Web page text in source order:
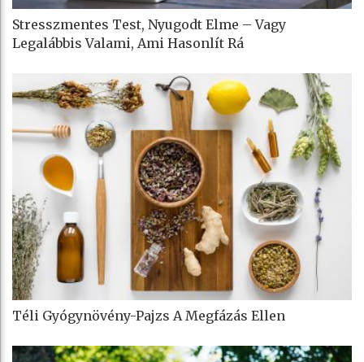
Stresszmentes Test, Nyugodt Elme – Vagy
Legalábbis Valami, Ami Hasonlít Rá
Téli Gyógynövény-Pajzs A Megfázás Ellen